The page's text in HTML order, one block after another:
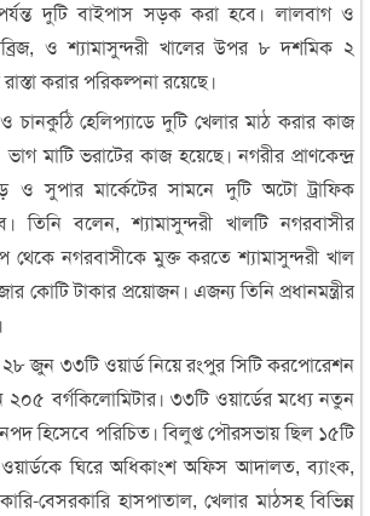
দুটি বাইপাস সড়ক করা হবে। লালবাগ ও
ও শ্যামাসুন্দরী খালের উপর ৮ দশমিক ২
করার পরিকল্পনা রয়েছে।
হেলিপ্যাডে দুটি খেলার মাঠ করার কাজ
মাটি ভরাটের কাজ হয়েছে। নগরীর প্রাণকেন্দ্র
ও সুপার মার্কেটের সামনে দুটি অটো ট্রাফিক
তিনি বলেন, শ্যামাসুন্দরী খালটি নগরবাসীর
নগরবাসীকে মুক্ত করতে শ্যামাসুন্দরী খাল
কোটি টাকার প্রয়োজন। এজন্য তিনি প্রধানমন্ত্রীর
জুন ৩৩টি ওয়ার্ড নিয়ে রংপুর সিটি করপোরেশন
বর্গকিলোমিটার। ৩৩টি ওয়ার্ডের মধ্যে নতুন
হিসেবে পরিচিত। বিলুপ্ত পৌরসভায় ছিল ১৫টি
ঘিরে অধিকাংশ অফিস আদালত, ব্যাংক,
বেসরকারি হাসপাতাল, খেলার মাঠসহ বিভিন্ন